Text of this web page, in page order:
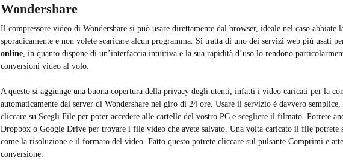
Wondershare
Il compressore video di Wondershare si può usare direttamente dal browser, ideale nel caso abbiate
sporadicamente e non volete scaricare alcun programma. Si tratta di uno dei servizi web più usati
online , in quanto dispone di un’interfaccia intuitiva e la sua rapidità d’uso lo rendono
conversioni video al volo.
A questo si aggiunge una buona copertura della privacy degli utenti, infatti i video caricati per la
automaticamente dal server di Wondershare nel giro di 24 ore. Usare il servizio è davvero semplice,
cliccare su Scegli File per poter accedere alle cartelle del vostro PC e scegliere il filmato. Potrete
Dropbox o Google Drive per trovare i file video che avete salvato. Una volta caricato il file potrete
come la risoluzione e il formato del video. Fatto questo potrete cliccare sul pulsante Comprimi e
conversione.